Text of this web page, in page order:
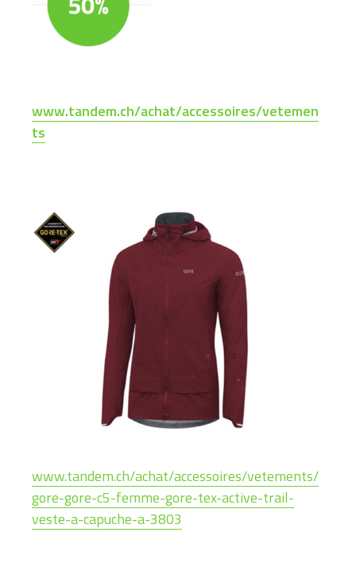
www.tandem.ch/achat/accessoires/vetemen
ts
www.tandem.ch/achat/accessoires/vetements/
gore-gore-c5-femme-gore-tex-active-trail-
veste-a-capuche-a-3803